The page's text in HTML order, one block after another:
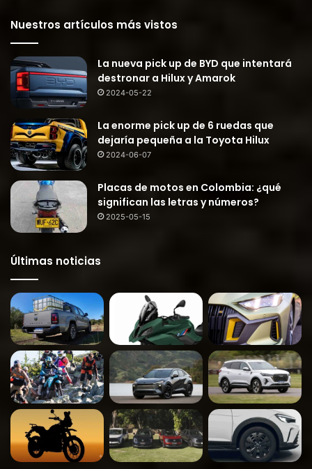
Nuestros artículos más vistos
La nueva pick up de BYD que intentará
destronar a Hilux y Amarok
2024-05-22
La enorme pick up de 6 ruedas que
dejaría pequeña a la Toyota Hilux
2024-06-07
Placas de motos en Colombia: ¿qué
significan las letras y números?
2025-05-15
Últimas noticias